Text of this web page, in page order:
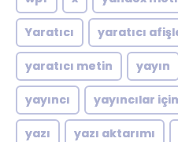
Yaratıcı yaratıcı
yaratıcı metin yayın
yayıncı yayıncılar için
yazı yazı aktarımı